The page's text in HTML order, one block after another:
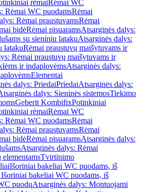
rėmaiRėmai WC
Rėmai WC puodamsRėmai
Rėmai praustuvamsRėmai
bidėRėmai pisuaramsAtsarginės dalys:
su sieniniu latakuAtsarginės dalys:
latakuRėmai praustuvų maišytuvams ir
Rėmai praustuvų maišytuvams ir
ir indaplovėmsAtsarginės dalys:
Elementai
dalys: PriedaiPriedaiAtsarginės dalys:
dalys: Sieninės sistemosTiekimo
Geberit KombifixPotinkiniai
rėmaiRėmai WC
Rėmai WC puodamsRėmai
Rėmai praustuvamsRėmai
bidėRėmai pisuaramsAtsarginės dalys:
Atsarginės dalys: Rėmai
Tvirtinimo
Išoriniai bakeliai WC puodams, iš
bakeliai WC puodams, iš
puodųAtsarginės dalys: Montuojami